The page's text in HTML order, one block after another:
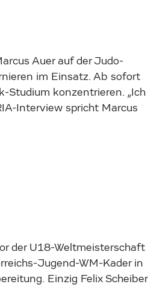
Auer auf der Judo-
im Einsatz. Ab sofort
Studium konzentrieren. „Ich
Interview spricht Marcus
der U18-Weltmeisterschaft
Jugend-WM-Kader in
Einzig Felix Scheiber